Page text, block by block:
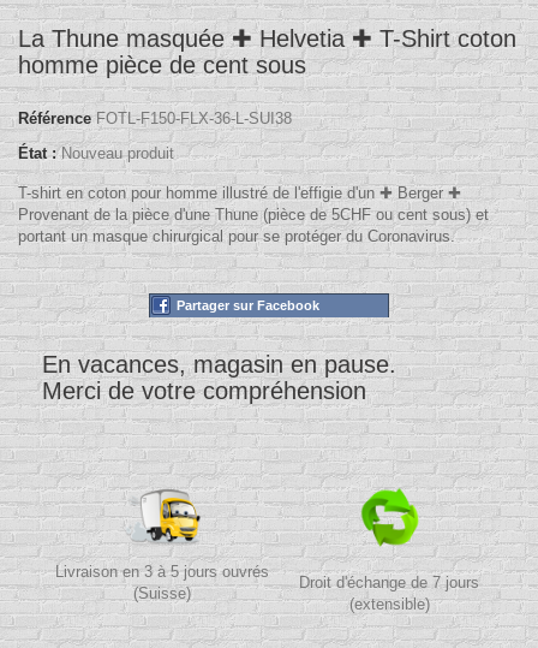
La Thune masquée ✚ Helvetia ✚ T-Shirt coton
homme pièce de cent sous
Référence FOTL-F150-FLX-36-L-SUI38
État : Nouveau produit
T-shirt en coton pour homme illustré de l'effigie d'un ✚ Berger ✚
Provenant de la pièce d'une Thune (pièce de 5CHF ou cent sous) et
portant un masque chirurgical pour se protéger du Coronavirus.
Partager sur Facebook
En vacances, magasin en pause.
Merci de votre compréhension
Livraison en 3 à 5 jours ouvrés
(Suisse)
Droit d'échange de 7 jours
(extensible)